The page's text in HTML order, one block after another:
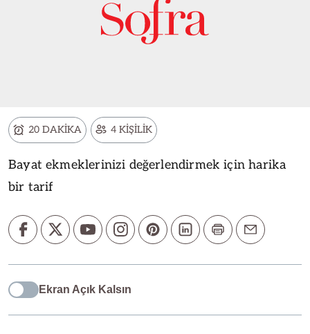
20 DAKİKA 4 KİŞİLİK
Bayat ekmeklerinizi değerlendirmek için harika
bir tarif
Ekran Açık Kalsın